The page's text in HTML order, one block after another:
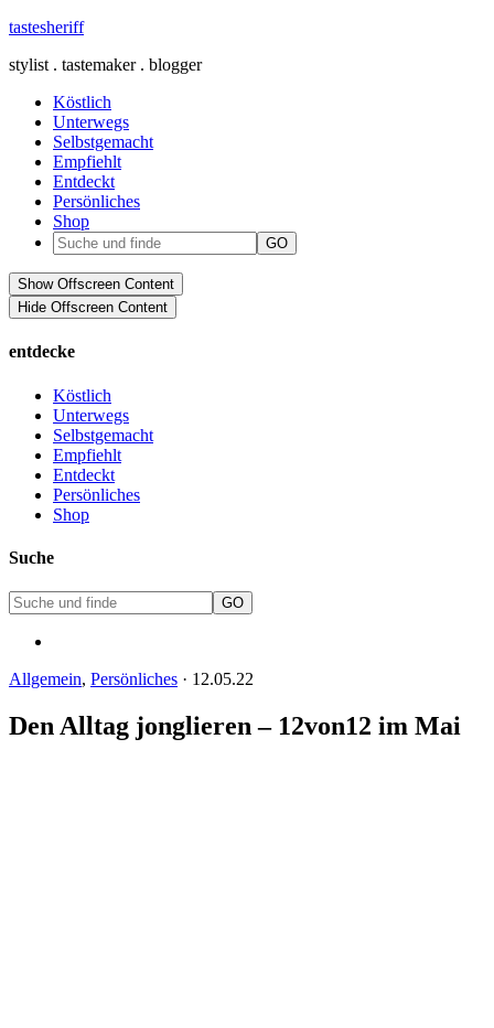
tastesheriff
stylist . tastemaker . blogger
Köstlich
Unterwegs
Selbstgemacht
Empfiehlt
Entdeckt
Persönliches
Shop
Show Offscreen Content
Hide Offscreen Content
entdecke
Köstlich
Unterwegs
Selbstgemacht
Empfiehlt
Entdeckt
Persönliches
Shop
Suche
Allgemein, Persönliches · 12.05.22
Den Alltag jonglieren – 12von12 im Mai